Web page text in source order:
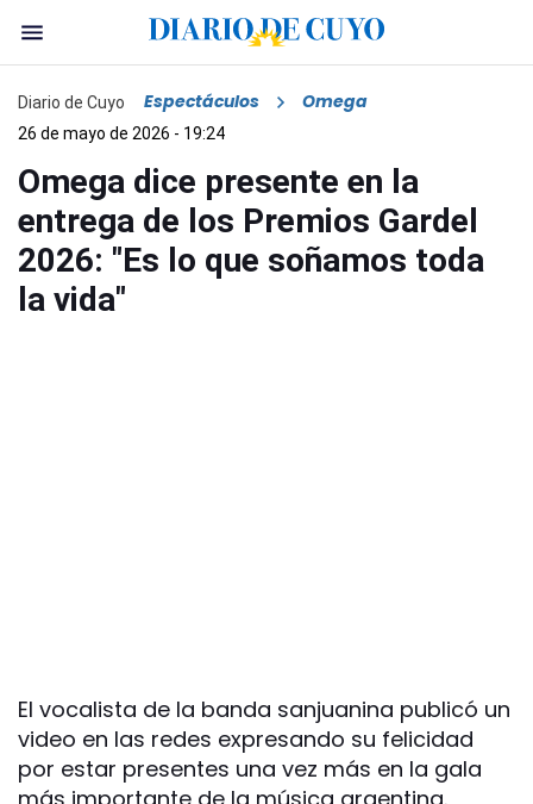
Diario de Cuyo Espectáculos Omega
26 de mayo de 2026 - 19:24
Omega dice presente en la
entrega de los Premios Gardel
2026: "Es lo que soñamos toda
la vida"
El vocalista de la banda sanjuanina publicó un
video en las redes expresando su felicidad
por estar presentes una vez más en la gala